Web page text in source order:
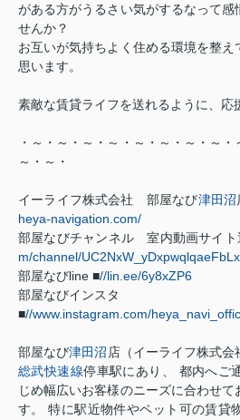
がある方がうるさい気がするなって感
せんか？
お互いが気持ちよく住める環境を整え
思います。
素敵な賃貸ライフを送れるように、応
・～・～・～・～・～・～・～・～
～・～・
イーライフ株式会社 部屋なび津田沼
heya-navigation.com/
部屋なびチャンネル 室内動画サイト
m/channel/
部屋なびline ■//lin.ee/6y8xZP6
部屋なびインスタ
■//www.instagram.com/
部屋なび津田沼店（イーライフ株式会
総武快速線停車駅にあり、 都内へご
じめ幅広いお客様のニーズに合わせ
す。 特に駅近物件やペット可の賃貸